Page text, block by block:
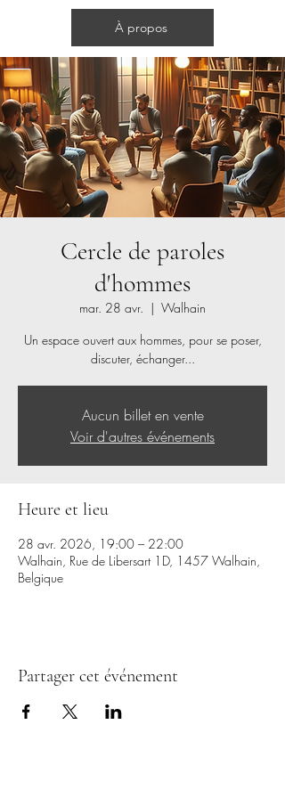
Cercles d'hommesÀ propos
Cercle de paroles
d'hommes
mar. 28 avr.
  |
Walhain
Un espace ouvert aux hommes, pour se poser,
discuter, échanger...
Aucun billet en vente
Voir d'autres événements
Heure et lieu
28 avr. 2026, 19:00 – 22:00
Walhain, Rue de Libersart 1D, 1457 Walhain,
Belgique
Partager cet événement